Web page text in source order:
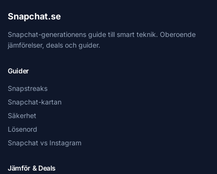
Snapchat.se
Snapchat-generationens guide till smart teknik. Oberoende
jämförelser, deals och guider.
Guider
Snapstreaks
Snapchat-kartan
Säkerhet
Lösenord
Snapchat vs Instagram
Jämför & Deals